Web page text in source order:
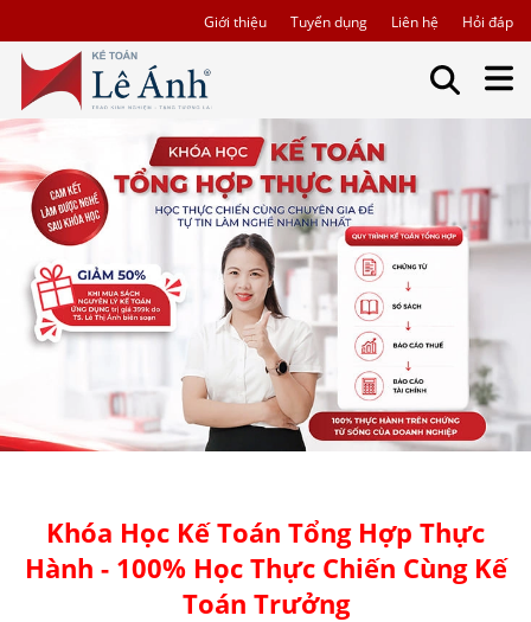
Giới thiệu Tuyển dụng Liên hệ Hỏi đáp
Khóa Học Kế Toán Tổng Hợp Thực
Hành - 100% Học Thực Chiến Cùng Kế
Toán Trưởng